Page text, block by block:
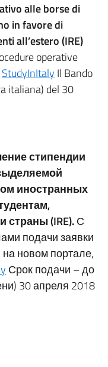
alle borse di
in favore di
all’estero (IRE)
operative
StudyInItaly Il Bando
italiana) del 30
стипендии
иностранных
(IRE).С
подачи заявки
новом портале,
Срок подачи – до
30 апреля 2018